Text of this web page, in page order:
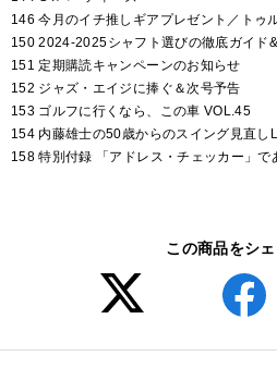
146 今月のイチ推しギアプレゼント／トゥ
150 2024-2025シャフト選びの徹底ガイド
151 定期購読キャンペーンのお知らせ
152 ジャズ・エイジに捧ぐ＆次号予告
153 ゴルフに行くなら、この車 VOL.45
154 内藤雄士の50歳からのスイング見直し
158 特別付録 「アドレス・チェッカー」で
この商品をシ